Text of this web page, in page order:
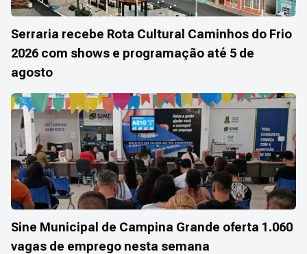
Serraria recebe Rota Cultural Caminhos do Frio
2026 com shows e programação até 5 de
agosto
Sine Municipal de Campina Grande oferta 1.060
vagas de emprego nesta semana